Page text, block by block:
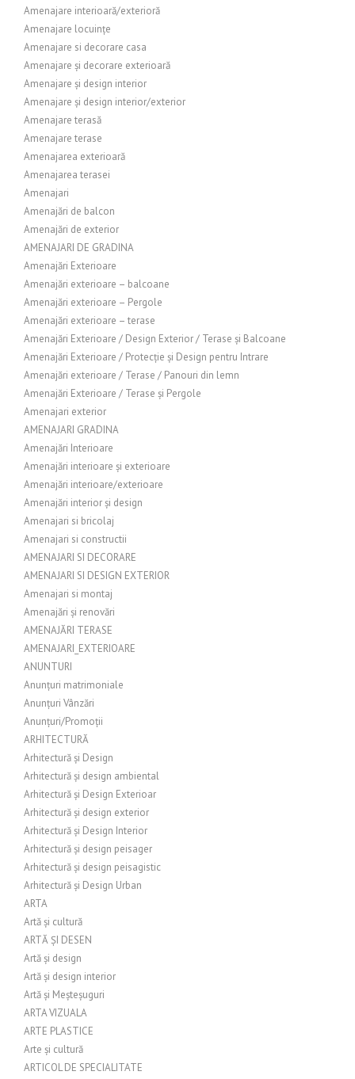
Amenajare interioară/exterioră
Amenajare locuințe
Amenajare si decorare casa
Amenajare și decorare exterioară
Amenajare și design interior
Amenajare și design interior/exterior
Amenajare terasă
Amenajare terase
Amenajarea exterioară
Amenajarea terasei
Amenajari
Amenajări de balcon
Amenajări de exterior
AMENAJARI DE GRADINA
Amenajări Exterioare
Amenajări exterioare – balcoane
Amenajări exterioare – Pergole
Amenajări exterioare – terase
Amenajări Exterioare / Design Exterior / Terase și Balcoane
Amenajări Exterioare / Protecție și Design pentru Intrare
Amenajări exterioare / Terase / Panouri din lemn
Amenajări Exterioare / Terase și Pergole
Amenajari exterior
AMENAJARI GRADINA
Amenajări Interioare
Amenajări interioare și exterioare
Amenajări interioare/exterioare
Amenajări interior și design
Amenajari si bricolaj
Amenajari si constructii
AMENAJARI SI DECORARE
AMENAJARI SI DESIGN EXTERIOR
Amenajari si montaj
Amenajări și renovări
AMENAJĂRI TERASE
AMENAJARI_EXTERIOARE
ANUNTURI
Anunțuri matrimoniale
Anunțuri Vânzări
Anunțuri/Promoții
ARHITECTURĂ
Arhitectură și Design
Arhitectură și design ambiental
Arhitectură și Design Exterioar
Arhitectură și design exterior
Arhitectură și Design Interior
Arhitectură și design peisager
Arhitectură și design peisagistic
Arhitectură și Design Urban
ARTA
Artă și cultură
ARTĂ ȘI DESEN
Artă și design
Artă și design interior
Artă și Meșteșuguri
ARTA VIZUALA
ARTE PLASTICE
Arte și cultură
ARTICOL DE SPECIALITATE